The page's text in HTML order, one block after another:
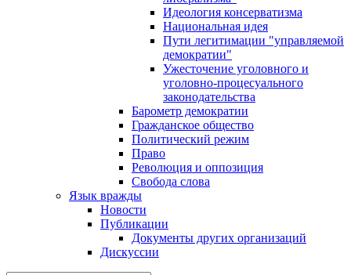
Идеология консерватизма
Национальная идея
Пути легитимации "управляемой
демократии"
Ужесточение уголовного и
уголовно-процесуального
законодательства
Барометр демократии
Гражданское общество
Политический режим
Право
Революция и оппозиция
Свобода слова
Язык вражды
Новости
Публикации
Документы других организаций
Дискуссии